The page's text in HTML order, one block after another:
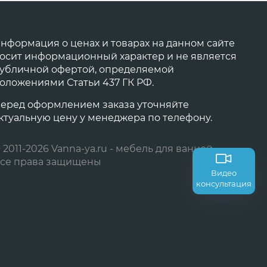
Видео
консультация
о ценах и товарах на данном сайте
информационный характер и не является
офертой, определяемой
Статьи 437 ГК РФ.
оформлением заказа уточняйте
цену у менеджера по телефону.
2011-2026 Vanna-ya.ru - мебель для ванной
права защищены